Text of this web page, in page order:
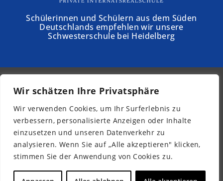
Wir schätzen Ihre Privatsphäre
Wir verwenden Cookies, um Ihr Surferlebnis zu
verbessern, personalisierte Anzeigen oder Inhalte
einzusetzen und unseren Datenverkehr zu
analysieren. Wenn Sie auf „Alle akzeptieren" klicken,
stimmen Sie der Anwendung von Cookies zu.
Schülerinnen und Schülern aus dem Süden
Deutschlands empfehlen wir unsere
Schwesterschule bei Heidelberg
© 2026 - Schloss Torgelow
Newsletter
Impressum
Datenschutz
Barrierefreiheit
DE